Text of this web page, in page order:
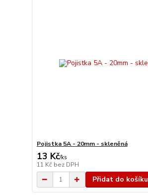
Pojistka 5A - 20mm - skleněná
13 Kč/ks
11 Kč bez DPH
Přidat do košíku